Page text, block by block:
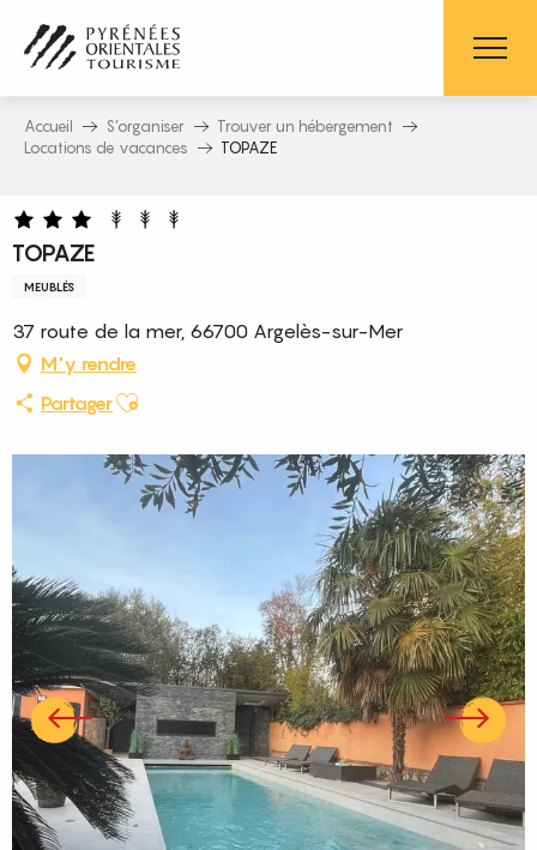
contenu
principal
Accueil S’organiser
Trouver un hébergement
Locations de vacances
TOPAZE
TOPAZE
MEUBLÉS
37 route de la mer, 66700 Argelès-sur-Mer
M'y rendre
PartagerAjouter aux favoris